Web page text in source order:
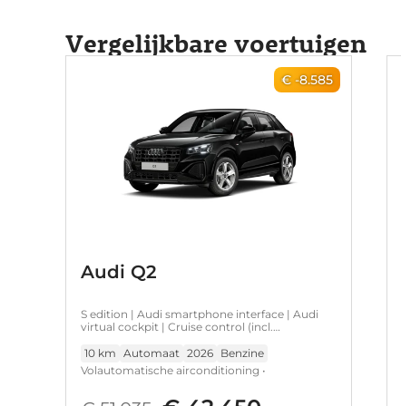
Vergelijkbare voertuigen
€ -8.585
Audi Q2
S edition | Audi smartphone interface | Audi
virtual cockpit | Cruise control (incl.
10 km Automaat 2026 Benzine
Volautomatische airconditioning •
zwart • Optiekpakket zwart • Sportstoelen vóór